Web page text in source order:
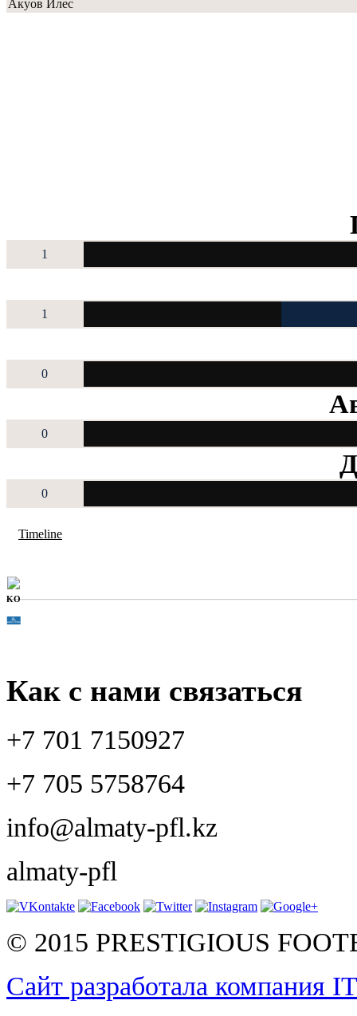
Акуов Илес
1
1
0
0
0
Timeline
KO
Как с нами связаться
+7 701 7150927
+7 705 5758764
info@almaty-pfl.kz
almaty-pfl
© 2015 PRESTIGIOUS
Сайт разработала компания